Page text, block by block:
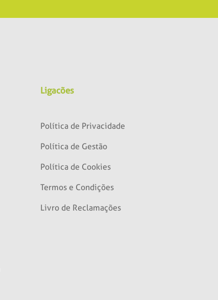
Ligacões
Política de Privacidade
Política de Gestão
Política de Cookies
Termos e Condições
Livro de Reclamações